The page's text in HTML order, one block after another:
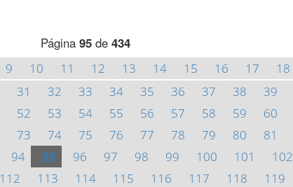
Página 95 de 434
9 10 11 12 13 14 15 16 17 18
31 32 33 34 35 36 37 38 39
52 53 54 55 56 57 58 59 60
73 74 75 76 77 78 79 80 81
94 95 96 97 98 99 100 101 102
112 113 114 115 116 117 118 119